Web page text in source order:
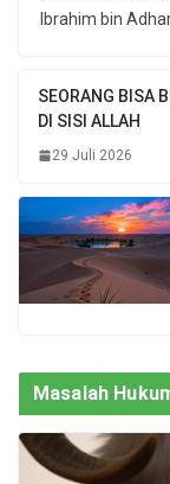
Ibrahim bin
SEORANG BISA
DI SISI ALLAH
29 Juli 2026
Masalah